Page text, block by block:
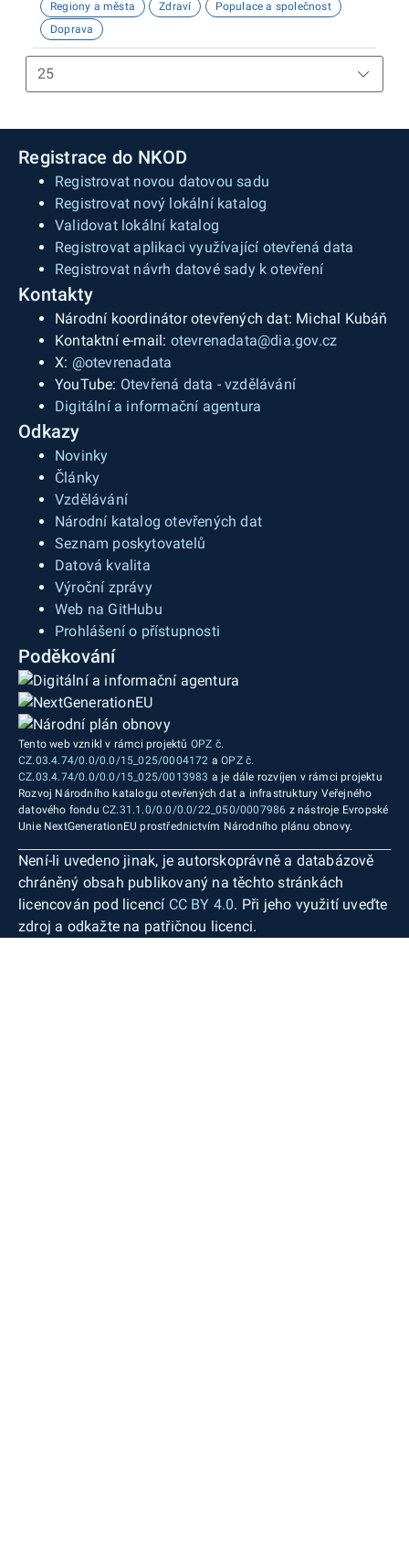
Regiony a města Zdraví
Populace a společnost
Doprava
Registrace do NKOD
Registrovat novou datovou sadu
Registrovat nový lokální katalog
Validovat lokální katalog
Registrovat aplikaci využívající otevřená data
Registrovat návrh datové sady k otevření
Kontakty
Národní koordinátor otevřených dat: Michal Kubáň
Kontaktní e-mail: otevrenadata@dia.gov.cz
X: @otevrenadata
YouTube: Otevřená data - vzdělávání
Digitální a informační agentura
Odkazy
Novinky
Články
Vzdělávání
Národní katalog otevřených dat
Seznam poskytovatelů
Datová kvalita
Výroční zprávy
Web na GitHubu
Prohlášení o přístupnosti
Poděkování
Tento web vznikl v rámci projektů OPZ č.
CZ.03.4.74/0.0/0.0/15_025/0004172 aOPZ č.
CZ.03.4.74/0.0/0.0/15_025/0013983 a je dále rozvíjen v rámci projektu
Rozvoj Národního katalogu otevřených dat a infrastruktury Veřejného
datového fondu CZ.31.1.0/0.0/0.0/22_050/0007986 z nástroje Evropské
Unie NextGenerationEU prostřednictvím Národního plánu obnovy.
Není-li uvedeno jinak, je autorskoprávně a databázově
chráněný obsah publikovaný na těchto stránkách
licencován pod licencí CC BY 4.0. Při jeho využití uveďte
zdroj a odkažte na patřičnou licenci.